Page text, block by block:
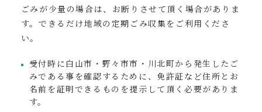
ごみが少量の場合は、お断りさせて頂く場合がありま
す。できるだけ地域の定期ごみ収集をご利用くださ
い。
受付時に白山市・野々市市・川北町から発生したご
みである事を確認するために、免許証など住所とお
名前を証明できるものを提示して頂く必要がありま
す。